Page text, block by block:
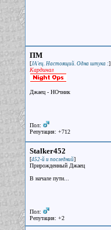
ПМ
[JA'ец. Настоящий. Одна штука :]
Кардинал
Джаец - НОчник
Пол:
Репутация: +712
Stalker452
[452-й и последний]
Прирожденный Джаец
В начале пути...
Пол:
Репутация: +2